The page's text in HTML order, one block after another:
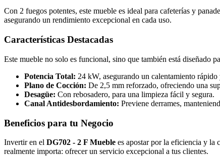
Con 2 fuegos potentes, este mueble es ideal para cafeterías y
asegurando un rendimiento excepcional en cada uso.
Características Destacadas
Este mueble no solo es funcional, sino que también está diseñado
Potencia Total: 24 kW, asegurando un calentamiento rápido
Plano de Cocción: De 2,5 mm reforzado, ofreciendo una
Desagüe: Con rebosadero, para una limpieza fácil y segura.
Canal Antidesbordamiento: Previene derrames,
Beneficios para tu Negocio
Invertir en el DG702 - 2 F Mueble es apostar por la eficiencia y la
realmente importa: ofrecer un servicio excepcional a tus clientes.